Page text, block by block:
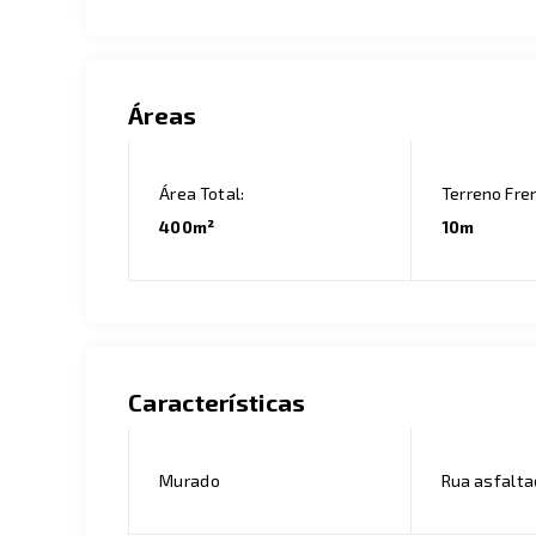
Áreas
Área Total:
400m²
Terreno
10m
Características
Murado Rua